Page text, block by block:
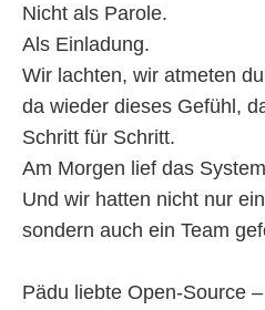
Nicht als Parole.
Als Einladung.
Wir lachten, wir atmeten
da wieder dieses Gefühl,
Schritt für Schritt.
Am Morgen lief das
Und wir hatten nicht nur
sondern auch ein Team
Pädu liebte Open-Source